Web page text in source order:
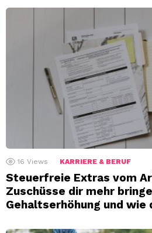
16 Views KARRIERE & BERUF
Steuerfreie Extras vom
Zuschüsse dir mehr
Gehaltserhöhung und wie